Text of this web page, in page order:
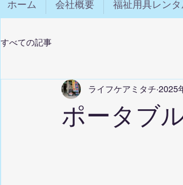
ホーム 会社概要 福祉用具レン
すべての記事
ポータブ
ライフケアミタチ 2025